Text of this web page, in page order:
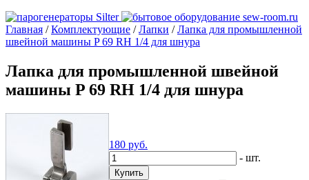
Главная /Комплектующие /Лапки /Лапка для промышленной
швейной машины P 69 RH 1/4 для шнура
Лапка для промышленной швейной
машины P 69 RH 1/4 для шнура
180 руб.
- шт.